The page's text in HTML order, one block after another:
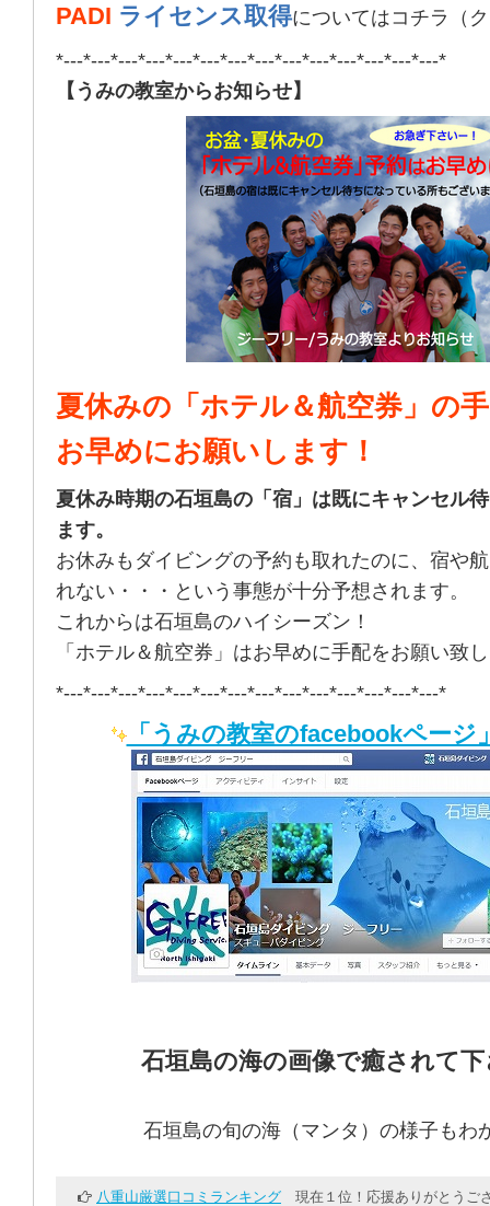
PADI ライセンス取得についてはコチラ（
*---*---*---*---*---*---*---*---*---*---*---*---*---*---*
【うみの教室からお知らせ】
夏休みの「ホテル＆航空券」の
お早めにお願いします！
夏休み時期の石垣島の「宿」は既にキャンセル
ます。
お休みもダイビングの予約も取れたのに、宿や
れない・・・という事態が十分予想されます。
これからは石垣島のハイシーズン！
「ホテル＆航空券」はお早めに手配をお願い致
*---*---*---*---*---*---*---*---*---*---*---*---*---*---*
「うみの教室のfacebookページ
石垣島の海の画像で癒されて
石垣島の旬の海（マンタ）の様子もわ
八重山厳選口コミランキング 現在１位！応援ありがとうご